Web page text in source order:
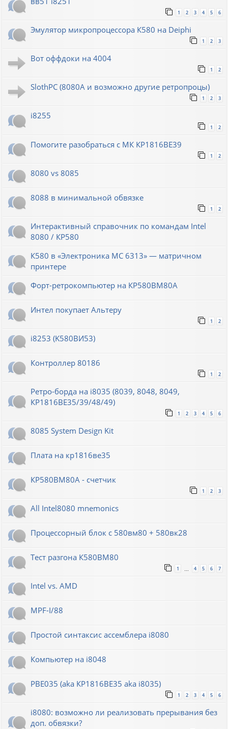
1 2 3 4 5 6
Эмулятор микропроцессора К580 на Deiphi
1 2 3
Вот оффдоки на 4004
1 2
SlothPC (8080A и возможно другие ретропроцы)
1 2 3
i8255
1 2
Помогите разобраться с МК КР1816ВЕ39
1 2
8080 vs 8085
8088 в минимальной обвязке
1 2
Интерактивный справочник по командам Intel
8080 / КР580
К580 в «Электроника МС 6313» — матричном
принтере
Форт-ретрокомпьютер на КР580ВМ80А
Интел покупает Альтеру
1 2
i8253 (K580ВИ53)
Контроллер 80186
1 2
Ретро-борда на i8035 (8039, 8048, 8049,
КР1816ВЕ35/39/48/49)
1 2 3 4 5 6
8085 System Design Kit
Плата на кр1816ве35
КР580ВМ80А - счетчик
1 2 3
All Intel8080 mnemonics
Процессорный блок с 580вм80 + 580вк28
Тест разгона К580ВМ80
1 … 4 5 6 7
Intel vs. AMD
MPF-I/88
Простой синтаксис ассемблера i8080
Компьютер на i8048
РВЕ035 (aka КР1816ВЕ35 aka i8035)
1 2 3 4 5 6
i8080: возможно ли реализовать прерывания без
доп. обвязки?